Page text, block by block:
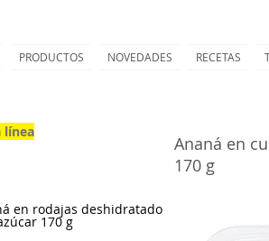
PRODUCTOS NOVEDADES RECETAS
Ananá en
170 g
línea
línea
en rodajas deshidratado
170 g